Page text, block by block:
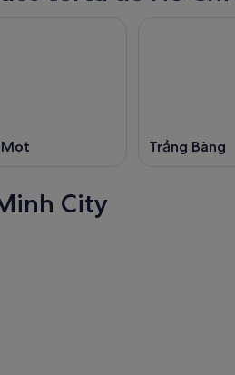
Mot Trảng Bàng
City